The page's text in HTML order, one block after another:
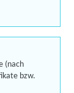
(nach
bzw.